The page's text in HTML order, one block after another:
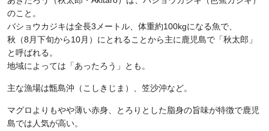
のこと。
バショウカジキは全長3メートル、体重約100kgになる魚で、
秋（8月下旬から10月）にとれることから主に鹿児島で「秋太郎」
と呼ばれる。
地域によっては「あったろう」とも。
主な漁場は甑島沖（こしきじま）、 笠沙沖など。
マグロよりもやや薄い赤身、とろりとした脂身の旨味が特徴で鹿児
島では人気が高い。